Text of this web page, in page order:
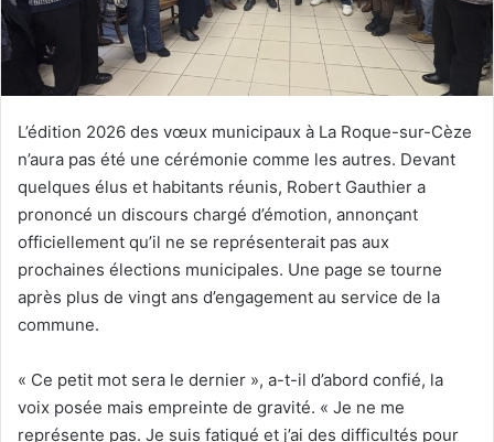
L’édition 2026 des vœux municipaux à La Roque-sur-Cèze
n’aura pas été une cérémonie comme les autres. Devant
quelques élus et habitants réunis, Robert Gauthier a
prononcé un discours chargé d’émotion, annonçant
officiellement qu’il ne se représenterait pas aux
prochaines élections municipales. Une page se tourne
après plus de vingt ans d’engagement au service de la
commune.
« Ce petit mot sera le dernier », a-t-il d’abord confié, la
voix posée mais empreinte de gravité. « Je ne me
représente pas. Je suis fatigué et j’ai des difficultés pour